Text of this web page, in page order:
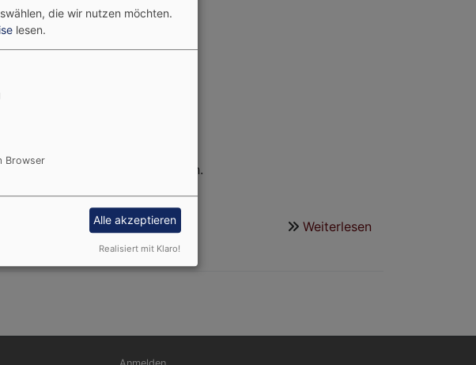
Lutherischen Kirche in Bayern.
Weiterlesen
Benutzermenü
die wir nutzen möchten.
lesen.
Browser
Alle akzeptieren
Realisiert mit Klaro!